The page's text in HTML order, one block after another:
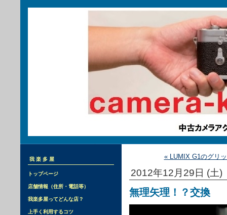
我楽多屋
トップページ
店舗情報（住所・電話等）
我楽多屋ってどんな店？
上手く利用するコツ
« LUMIX G1のグリ
2012年12月29日 (土)
無理矢理！？交換